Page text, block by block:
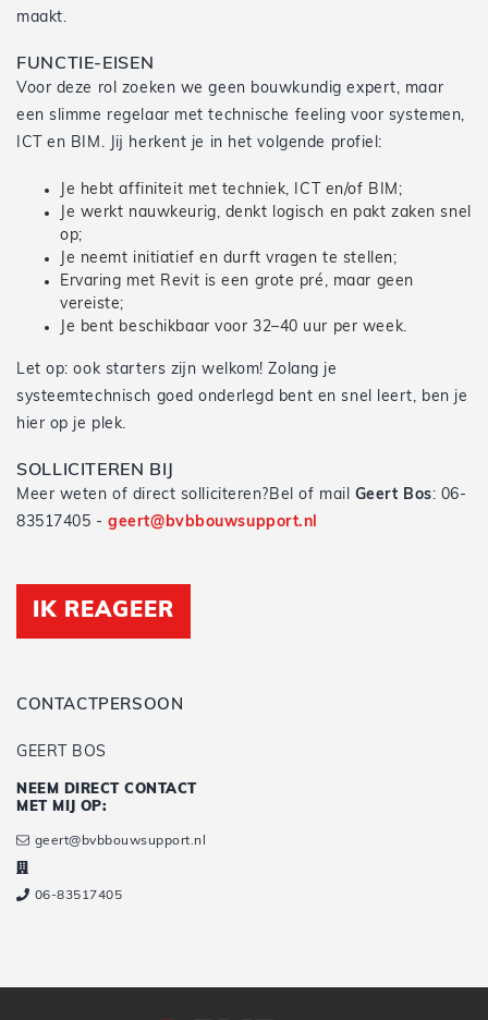
maakt.
FUNCTIE-EISEN
Voor deze rol zoeken we geen bouwkundig expert, maar
een slimme regelaar met technische feeling voor systemen,
ICT en BIM. Jij herkent je in het volgende profiel:
Je hebt affiniteit met techniek, ICT en/of BIM;
Je werkt nauwkeurig, denkt logisch en pakt zaken snel
op;
Je neemt initiatief en durft vragen te stellen;
Ervaring met Revit is een grote pré, maar geen
vereiste;
Je bent beschikbaar voor 32–40 uur per week.
Let op: ook starters zijn welkom! Zolang je
systeemtechnisch goed onderlegd bent en snel leert, ben je
hier op je plek.
SOLLICITEREN BIJ
Meer weten of direct solliciteren?Bel of mail Geert Bos: 06-
83517405 -geert@bvbbouwsupport.nl
IK REAGEER
CONTACTPERSOON
GEERT BOS
NEEM DIRECT CONTACT
MET MIJ OP:
geert@bvbbouwsupport.nl
06-83517405